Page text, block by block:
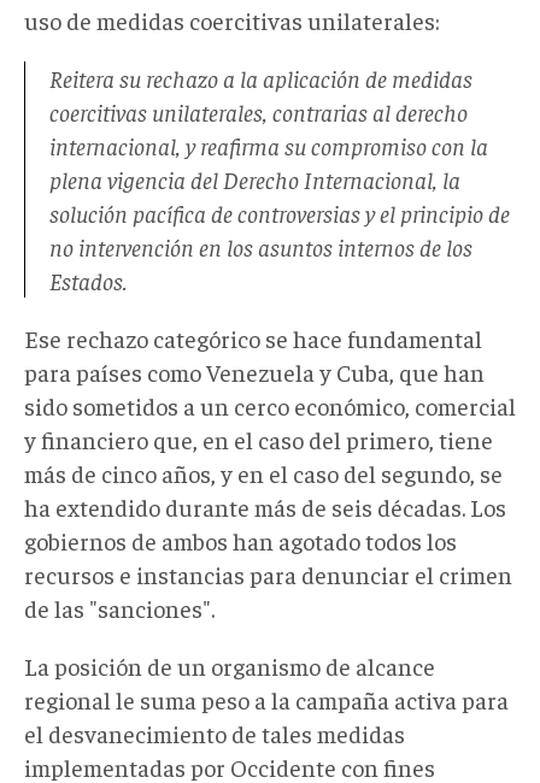
uso de medidas coercitivas unilaterales:
Reitera su rechazo a la aplicación de medidas
coercitivas unilaterales, contrarias al derecho
internacional, y reafirma su compromiso con la
plena vigencia del Derecho Internacional, la
solución pacífica de controversias y el principio de
no intervención en los asuntos internos de los
Estados.
Ese rechazo categórico se hace fundamental
para países como Venezuela y Cuba, que han
sido sometidos a un cerco económico, comercial
y financiero que, en el caso del primero, tiene
más de cinco años, y en el caso del segundo, se
ha extendido durante más de seis décadas. Los
gobiernos de ambos han agotado todos los
recursos e instancias para denunciar el crimen
de las "sanciones".
La posición de un organismo de alcance
regional le suma peso a la campaña activa para
el desvanecimiento de tales medidas
implementadas por Occidente con fines